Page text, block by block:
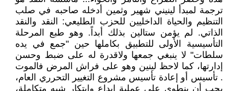
ترجمة لمبدأ لينيني شهير وثمين أدخله صاحبه في صلب
التنظيم والحياة الداخليين للحزب الطليعي: النقد والنقد
الذاتي. لم يؤمن ستالين بذلك أبداً. وهو طبع المرحلة
التأسيسية الأولى للتطبيق بكاملها حين "جمع في يده
سلطات" لا ينبغي جمعها ولاقدرة له على ضبط وحسن
إدارتها، كما لاحظ لينين وهو على فراش المرض فالموت
. تأسيس أو إعادة تأسيس مشروع التغيير التحرري العام،
يجب أن ينطوي على عملية إبداع وابتكار شبه متكاملة،